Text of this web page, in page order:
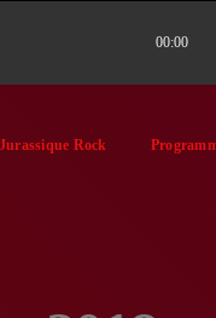
00:00
Jurassique Rock